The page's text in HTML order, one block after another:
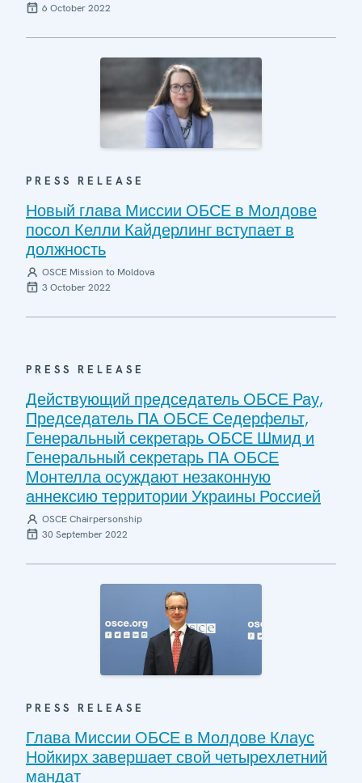
6 October 2022
PRESS RELEASE
Новый глава Миссии ОБСЕ в Молдове
посол Келли Кайдерлинг вступает в
должность
OSCE Mission to Moldova
3 October 2022
PRESS RELEASE
Действующий председатель ОБСЕ Рау,
Председатель ПA ОБСЕ Седерфельт,
Генеральный секретарь ОБСЕ Шмид и
Генеральный секретарь ПA ОБСЕ
Монтелла осуждают незаконную
аннексию территории Украины Россией
OSCE Chairpersonship
30 September 2022
PRESS RELEASE
Глава Миссии ОБСЕ в Молдове Клаус
Нойкирх завершает свой четырехлетний
мандат